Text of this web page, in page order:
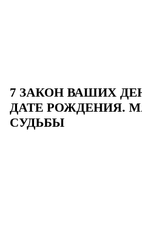
7 ЗАКОН ВАШИХ
ДАТЕ РОЖДЕНИЯ.
СУДЬБЫ